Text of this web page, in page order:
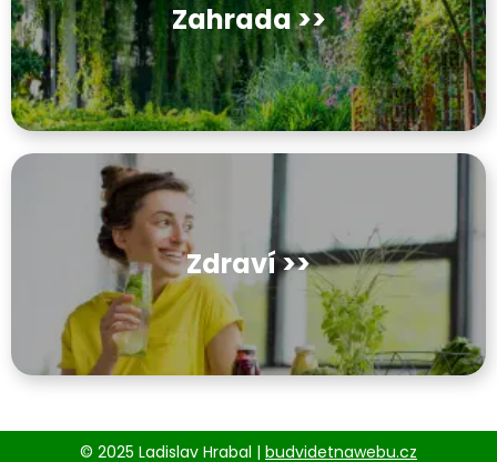
Zahrada >>
Zdraví >>
© 2025 Ladislav Hrabal | budvidetnawebu.cz